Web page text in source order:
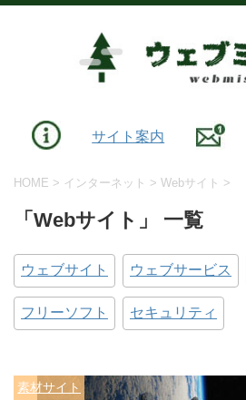
サイト案内
HOME > インターネット > Webサイト >
「Webサイト」 一覧
ウェブサイト ウェブサービス
フリーソフト セキュリティ
素材サイト